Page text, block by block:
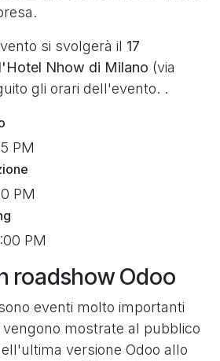
si svolgerà il 17
Nhow di Milano (via
gli orari dell'evento. .
PM
PM
PM
roadshow Odoo
eventi molto importanti
mostrate al pubblico
versione Odoo allo